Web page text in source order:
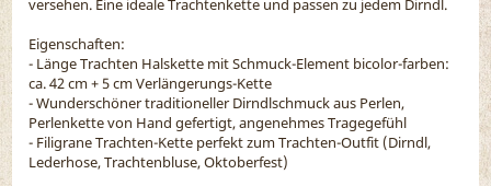
versehen. Eine ideale Trachtenkette und passen zu jedem Dirndl.
Eigenschaften:
- Länge Trachten Halskette mit Schmuck-Element bicolor-farben:
ca. 42 cm + 5 cm Verlängerungs-Kette
- Wunderschöner traditioneller Dirndlschmuck aus Perlen,
Perlenkette von Hand gefertigt, angenehmes Tragegefühl
- Filigrane Trachten-Kette perfekt zum Trachten-Outfit (Dirndl,
Lederhose, Trachtenbluse, Oktoberfest)